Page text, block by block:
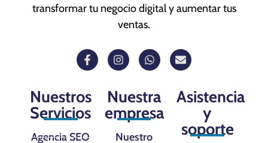
transformar tu negocio digital y aumentar tus
ventas.
Nuestros
Servicios
Agencia SEO
Nuestra
empresa
Nuestro
Asistencia
y
soporte